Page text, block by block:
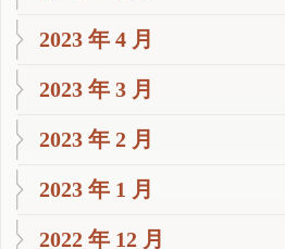
2023 年 4 月
2023 年 3 月
2023 年 2 月
2023 年 1 月
2022 年 12 月